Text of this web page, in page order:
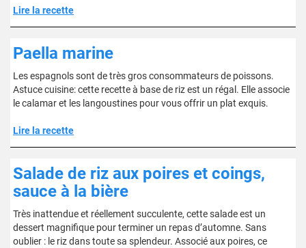
Lire la recette
Paella marine
Les espagnols sont de très gros consommateurs de poissons.
Astuce cuisine: cette recette à base de riz est un régal. Elle associe
le calamar et les langoustines pour vous offrir un plat exquis.
Lire la recette
Salade de riz aux poires et coings,
sauce à la bière
Très inattendue et réellement succulente, cette salade est un
dessert magnifique pour terminer un repas d’automne. Sans
oublier : le riz dans toute sa splendeur. Associé aux poires, ce